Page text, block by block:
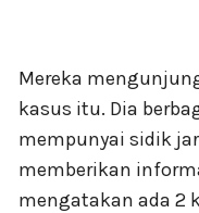
Mereka
kasus itu. Dia
mempunyai sidik
memberikan
mengatakan ada 2